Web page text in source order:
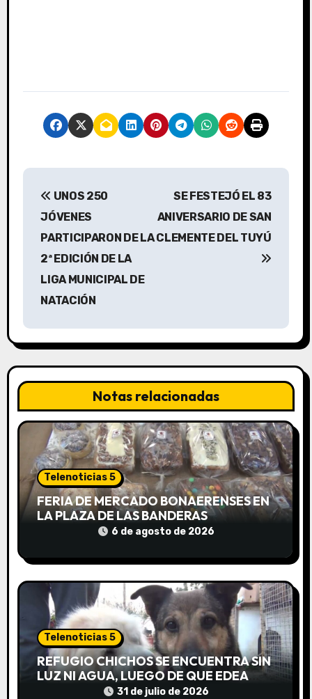
N
a
c
i
ó
d
e
e
n
t
a
d
UNOS 250
JÓVENES
PARTICIPARON DE LA
2ª EDICIÓN DE LA
LIGA MUNICIPAL DE
NATACIÓN
SE FESTEJÓ EL 83
ANIVERSARIO DE SAN
CLEMENTE DEL TUYÚ
Notas relacionadas
Telenoticias 5
FERIA DE MERCADO BONAERENSES EN
LA PLAZA DE LAS BANDERAS
6 de agosto de 2026
Telenoticias 5
REFUGIO CHICHOS SE ENCUENTRA SIN
LUZ NI AGUA, LUEGO DE QUE EDEA
CORTARA EL SUMINISTRO SIN AVISO
31 de julio de 2026